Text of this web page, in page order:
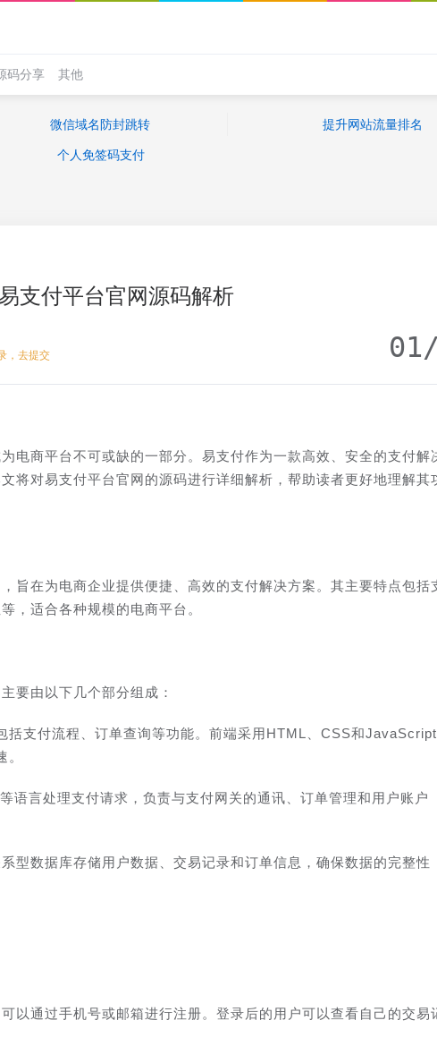
码分享 其他
微信域名防封跳转 提升网站流量排名
个人免签码支付
易支付平台官网源码解析
，去提交
电商平台不可或缺的一部分。易支付作为一款高效、安全的支付解
将对易支付平台官网的源码进行详细解析，帮助读者更好地理解其
旨在为电商企业提供便捷、高效的支付解决方案。其主要特点包括
，适合各种规模的电商平台。
要由以下几个部分组成：
括支付流程、订单查询等功能。前端采用HTML、CSS和JavaScript
语言处理支付请求，负责与支付网关的通讯、订单管理和用户账户
型数据库存储用户数据、交易记录和订单信息，确保数据的完整性
以通过手机号或邮箱进行注册。登录后的用户可以查看自己的交易